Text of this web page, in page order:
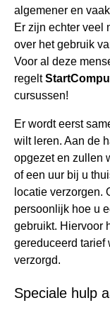
algemener en
Er zijn echter veel
over het gebruik
Voor al deze
regelt
cursussen!
Er wordt eerst
wilt leren. Aan de
opgezet en zullen
of een uur bij u
locatie verzorgen.
persoonlijk hoe u
gebruikt. Hiervoor
gereduceerd tarief
verzorgd.
Speciale hulp